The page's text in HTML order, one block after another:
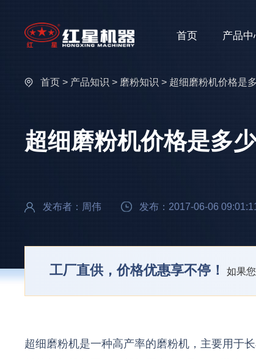
首页 产品中
首页 > 产品知识 > 磨粉知识 > 超细磨粉机价格是
超细磨粉机价格是多
发布者：周伟 发布：2017-06-06
工厂直供，价格优惠享不停！ 如果
超细磨粉机是一种高产率的磨粉机，主要用于